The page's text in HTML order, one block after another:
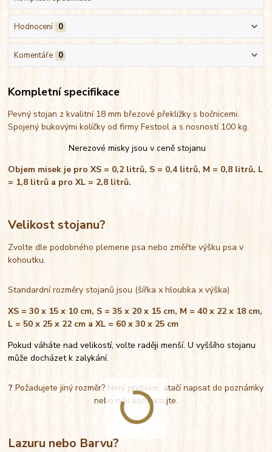
Hodnocení 0
Komentáře 0
Kompletní specifikace
Pevný stojan z kvalitní 18 mm březové překližky s bočnicemi.
Spojený bukovými kolíčky od firmy Festool a s nosností 100 kg.
Nerezové misky jsou v ceně stojanu
Objem misek je pro XS = 0,2 litrů, S = 0,4 litrů, M = 0,8 litrů, L
= 1,8 litrů a pro XL = 2,8 litrů.
Velikost stojanu?
Zvolte dle podobného plemene psa nebo změřte výšku psa v
kohoutku.
Standardní rozměry stojanů jsou (šířka x hloubka x výška)
XS = 30 x 15 x 10 cm, S = 35 x 20 x 15 cm, M = 40 x 22 x 18 cm,
L = 50 x 25 x 22 cm a XL = 60 x 30 x 25 cm
Pokud váháte nad velikostí, volte raději menší. U vyššího stojanu
může docházet k zalykání.
? Požadujete jiný rozměr? Není problém, stačí napsat do poznámky
nebo nás kontaktujte.
Lazuru nebo Barvu?